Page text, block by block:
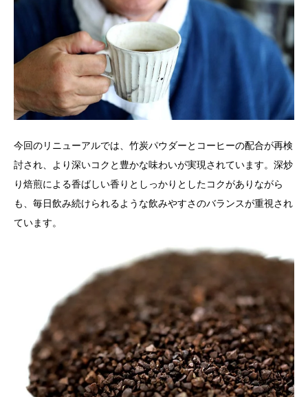
今回のリニューアルでは、竹炭パウダーとコーヒーの配合が再検
討され、より深いコクと豊かな味わいが実現されています。深炒
り焙煎による香ばしい香りとしっかりとしたコクがありながら
も、毎日飲み続けられるような飲みやすさのバランスが重視され
ています。